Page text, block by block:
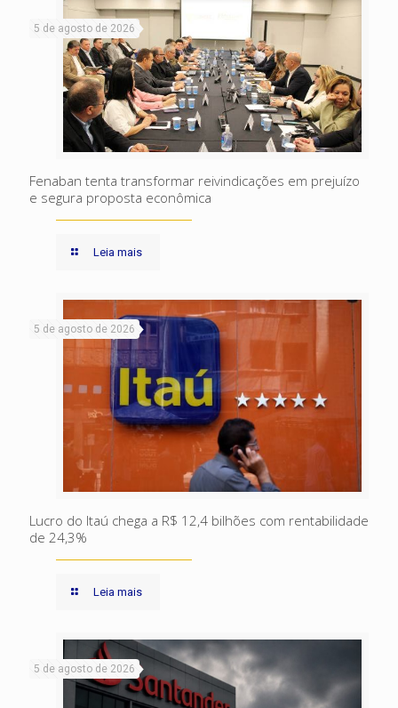
5 de agosto de 2026
Fenaban tenta transformar reivindicações em prejuízo
e segura proposta econômica
Leia mais
5 de agosto de 2026
Lucro do Itaú chega a R$ 12,4 bilhões com rentabilidade
de 24,3%
Leia mais
5 de agosto de 2026